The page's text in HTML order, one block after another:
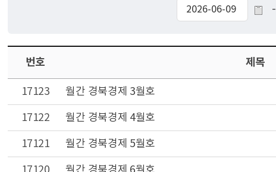
-
번호 제목
17123 월간 경북경제 3월호
17122 월간 경북경제 4월호
17121 월간 경북경제 5월호